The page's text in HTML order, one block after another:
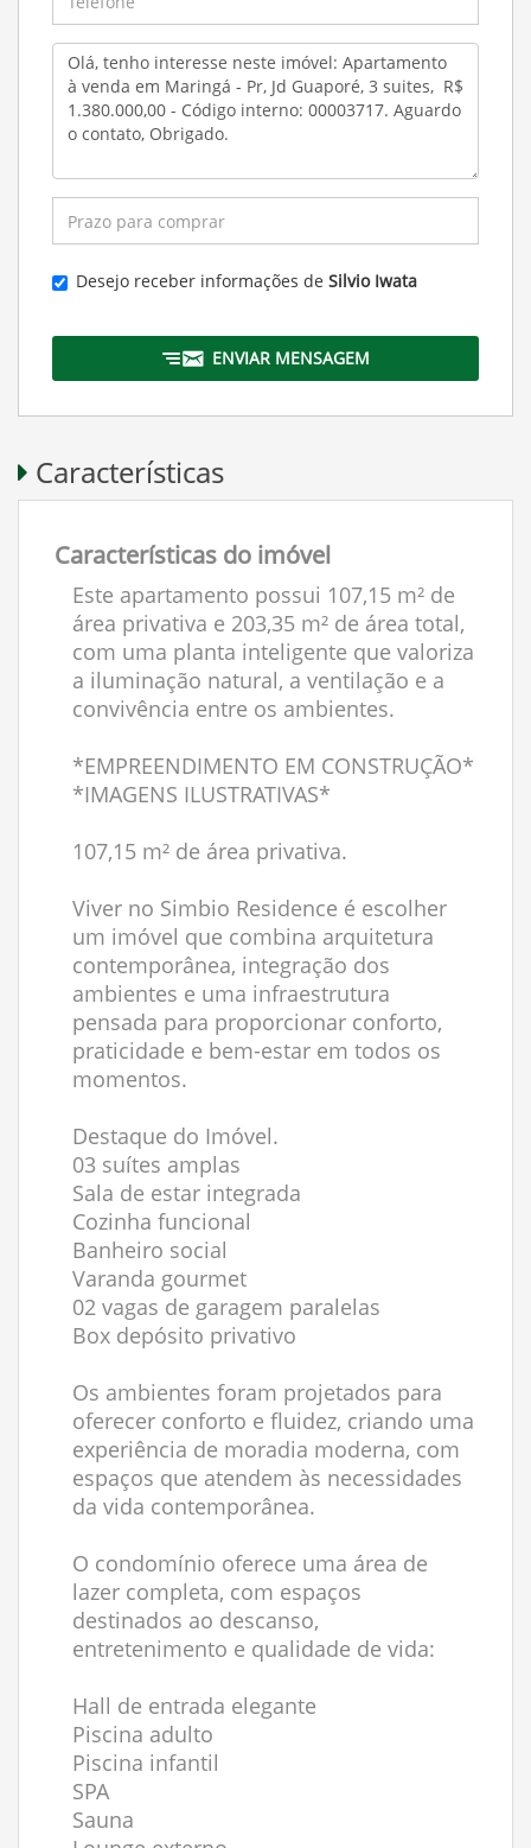
Desejo receber informações de Silvio Iwata
ENVIAR MENSAGEM
Características
Características do imóvel
Este apartamento possui 107,15 m² de
área privativa e 203,35 m² de área total,
com uma planta inteligente que valoriza
a iluminação natural, a ventilação e a
convivência entre os ambientes.
*EMPREENDIMENTO EM CONSTRUÇÃO*
*IMAGENS ILUSTRATIVAS*
107,15 m² de área privativa.
Viver no Simbio Residence é escolher
um imóvel que combina arquitetura
contemporânea, integração dos
ambientes e uma infraestrutura
pensada para proporcionar conforto,
praticidade e bem-estar em todos os
momentos.
Destaque do Imóvel.
03 suítes amplas
Sala de estar integrada
Cozinha funcional
Banheiro social
Varanda gourmet
02 vagas de garagem paralelas
Box depósito privativo
Os ambientes foram projetados para
oferecer conforto e fluidez, criando uma
experiência de moradia moderna, com
espaços que atendem às necessidades
da vida contemporânea.
O condomínio oferece uma área de
lazer completa, com espaços
destinados ao descanso,
entretenimento e qualidade de vida:
Hall de entrada elegante
Piscina adulto
Piscina infantil
SPA
Sauna